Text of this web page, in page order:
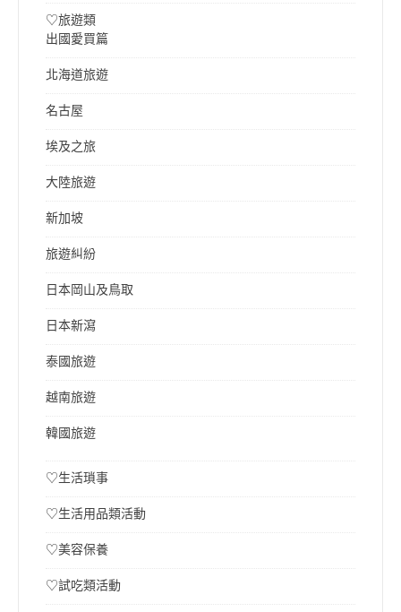
♡旅遊類
出國愛買篇
北海道旅遊
名古屋
埃及之旅
大陸旅遊
新加坡
旅遊糾紛
日本岡山及鳥取
日本新瀉
泰國旅遊
越南旅遊
韓國旅遊
♡生活瑣事
♡生活用品類活動
♡美容保養
♡試吃類活動